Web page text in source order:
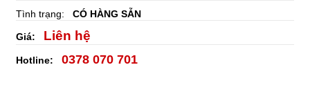
Tình trạng: CÓ HÀNG SẴN
Giá: Liên hệ
Hotline: 0378 070 701